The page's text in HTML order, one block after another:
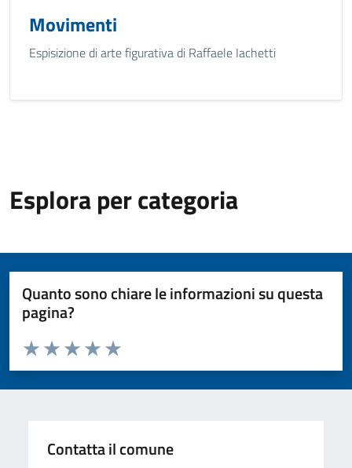
Movimenti
Espisizione di arte figurativa di Raffaele Iachetti
Esplora per categoria
Quanto sono chiare le informazioni su questa
pagina?
Valuta da 1 a 5 stelle la pagina
Valuta 5 stelle su 5
Valuta 4 stelle su 5
Valuta 3 stelle su 5
Valuta 2 stelle su 5
Valuta 1 stelle su 5
Contatta il comune